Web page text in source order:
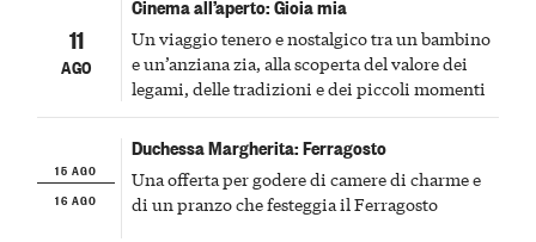
11
AGO
Cinema all’aperto: Gioia mia
Un viaggio tenero e nostalgico tra un bambino
e un’anziana zia, alla scoperta del valore dei
legami, delle tradizioni e dei piccoli momenti
15 AGO
16 AGO
Duchessa Margherita: Ferragosto
Una offerta per godere di camere di charme e
di un pranzo che festeggia il Ferragosto